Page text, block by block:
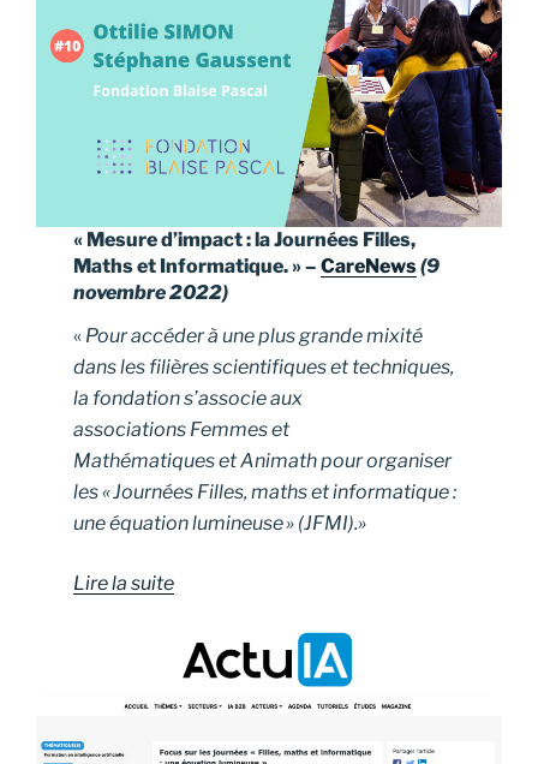
« Mesure d’impact : la Journées Filles,
Maths et Informatique. » –CareNews(9
novembre 2022)
« Pour accéder à une plus grande mixité
dans les filières scientifiques et techniques,
la fondation s’associe aux
associations Femmes et
Mathématiques et Animath pour organiser
les « Journées Filles, maths et informatique :
une équation lumineuse » (JFMI).»
Lire la suite